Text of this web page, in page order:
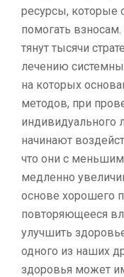
ресурсы, которые
помогать
тянут тысячи
лечению
на которых
методов, при
индивидуального
начинают
что они с
медленно
основе хорошего
повторяющееся
улучшить
одного из наших
здоровья может